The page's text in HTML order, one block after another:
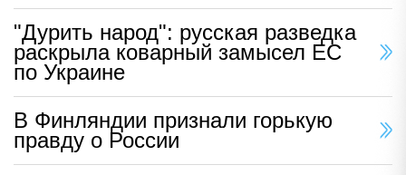
"Дурить народ": русская разведка
раскрыла коварный замысел ЕС
по Украине
В Финляндии признали горькую
правду о России